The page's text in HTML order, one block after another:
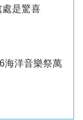
處是驚喜
洋音樂祭萬